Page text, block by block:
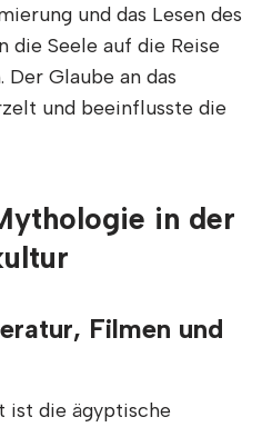
und das Lesen des
die Seele auf die Reise
Glaube an das
und beeinflusste die
in der
Filmen und
ist die ägyptische